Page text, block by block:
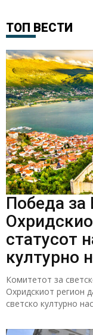
ТОП ВЕСТИ
Победа за
статусот
културно
Комитетот за
Охридскиот регион
светско културно